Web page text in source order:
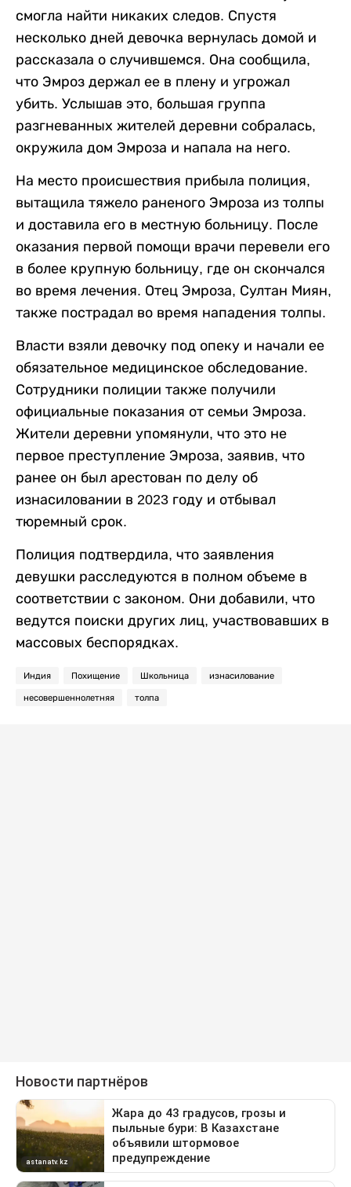
смогла найти никаких следов. Спустя
несколько дней девочка вернулась домой и
рассказала о случившемся. Она сообщила,
что Эмроз держал ее в плену и угрожал
убить. Услышав это, большая группа
разгневанных жителей деревни собралась,
окружила дом Эмроза и напала на него.
На место происшествия прибыла полиция,
вытащила тяжело раненого Эмроза из толпы
и доставила его в местную больницу. После
оказания первой помощи врачи перевели его
в более крупную больницу, где он скончался
во время лечения. Отец Эмроза, Султан Миян,
также пострадал во время нападения толпы.
Власти взяли девочку под опеку и начали ее
обязательное медицинское обследование.
Сотрудники полиции также получили
официальные показания от семьи Эмроза.
Жители деревни упомянули, что это не
первое преступление Эмроза, заявив, что
ранее он был арестован по делу об
изнасиловании в 2023 году и отбывал
тюремный срок.
Полиция подтвердила, что заявления
девушки расследуются в полном объеме в
соответствии с законом. Они добавили, что
ведутся поиски других лиц, участвовавших в
массовых беспорядках.
Индия Похищение Школьница изнасилование
несовершеннолетняя толпа